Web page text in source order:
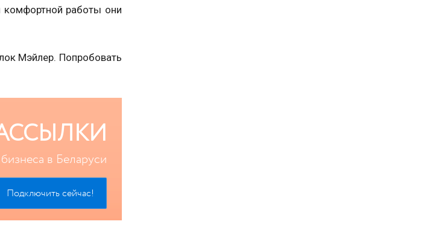
комфортной работы они
Мэйлер. Попробовать
в Беларуси
Подключить сейчас!